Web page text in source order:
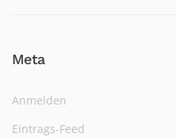
Meta
Anmelden
Eintrags-Feed